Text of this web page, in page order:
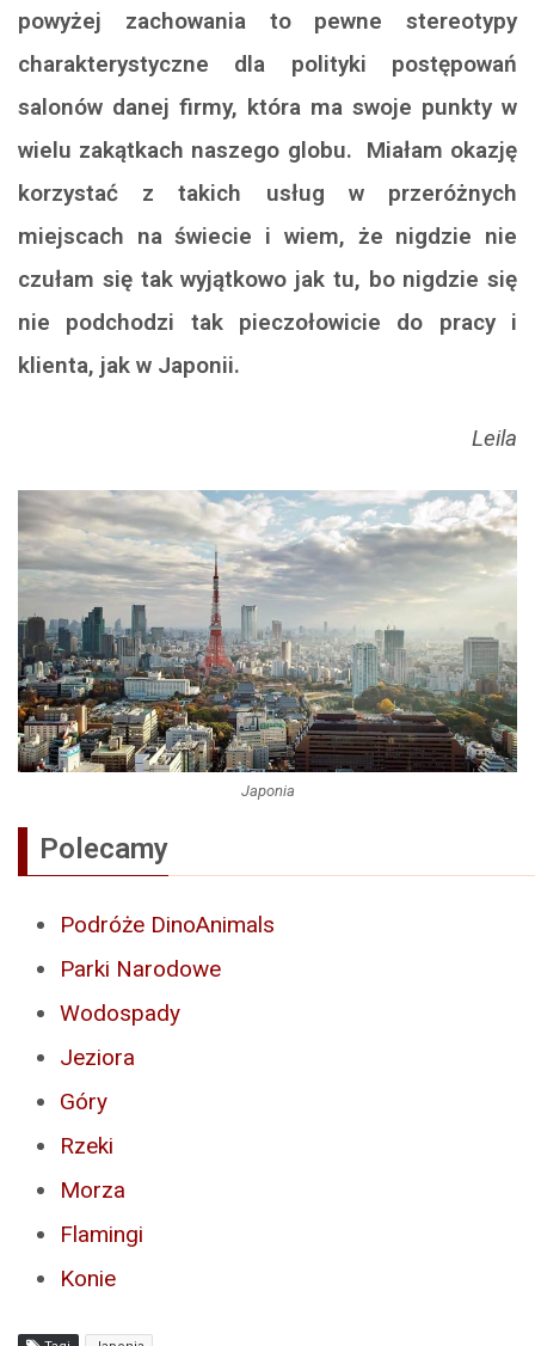
powyżej zachowania to pewne stereotypy
charakterystyczne dla polityki postępowań
salonów danej firmy, która ma swoje punkty w
wielu zakątkach naszego globu. Miałam okazję
korzystać z takich usług w przeróżnych
miejscach na świecie i wiem, że nigdzie nie
czułam się tak wyjątkowo jak tu, bo nigdzie się
nie podchodzi tak pieczołowicie do pracy i
klienta, jak w Japonii.
Leila
Japonia
Polecamy
Podróże DinoAnimals
Parki Narodowe
Wodospady
Jeziora
Góry
Rzeki
Morza
Flamingi
Konie